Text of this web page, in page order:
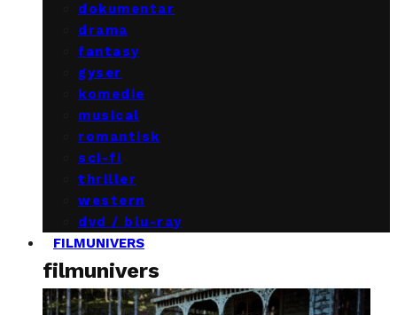
dokumentar
drama
fantasy
gyser
komedie
musical
romantisk
sci-fi
thriller
western
dvd / blu-ray
FILMUNIVERS
filmunivers